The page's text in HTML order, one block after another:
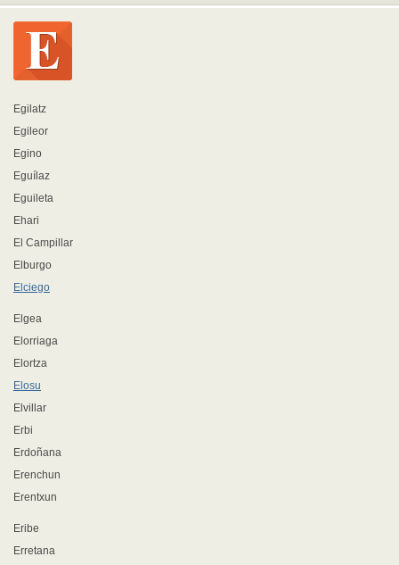
Egilatz
Egileor
Egino
Eguílaz
Eguileta
Ehari
El Campillar
Elburgo
Elciego
Elgea
Elorriaga
Elortza
Elosu
Elvillar
Erbi
Erdoñana
Erenchun
Erentxun
Eribe
Erretana